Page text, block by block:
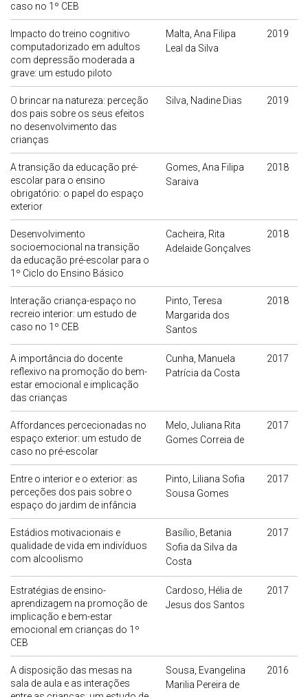
caso no 1º CEB
Impacto do treino cognitivo
computadorizado em adultos
com depressão moderada a
grave: um estudo piloto
Malta, Ana Filipa
Leal da Silva
2019
O brincar na natureza: perceção
dos pais sobre os seus efeitos
no desenvolvimento das
crianças
Silva, Nadine Dias 2019
A transição da educação pré-
escolar para o ensino
obrigatório: o papel do espaço
exterior
Gomes, Ana Filipa
Saraiva
2018
Desenvolvimento
socioemocional na transição
da educação pré-escolar para o
1º Ciclo do Ensino Básico
Cacheira, Rita
Adelaide Gonçalves
2018
Interação criança-espaço no
recreio interior: um estudo de
caso no 1º CEB
Pinto, Teresa
Margarida dos
Santos
2018
A importância do docente
reflexivo na promoção do bem-
estar emocional e implicação
das crianças
Cunha, Manuela
Patrícia da Costa
2017
Affordances percecionadas no
espaço exterior: um estudo de
caso no pré-escolar
Melo, Juliana Rita
Gomes Correia de
2017
Entre o interior e o exterior: as
perceções dos pais sobre o
espaço do jardim de infância
Pinto, Liliana Sofia
Sousa Gomes
2017
Estádios motivacionais e
qualidade de vida em indivíduos
com alcoolismo
Basílio, Betania
Sofia da Silva da
Costa
2017
Estratégias de ensino-
aprendizagem na promoção de
implicação e bem-estar
emocional em crianças do 1º
CEB
Cardoso, Hélia de
Jesus dos Santos
2017
A disposição das mesas na
sala de aula e as interações
Sousa, Evangelina
Marilia Pereira de
2016